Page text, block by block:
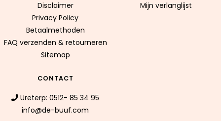
Disclaimer
Privacy Policy
Betaalmethoden
FAQ verzenden & retourneren
Sitemap
Mijn verlanglijst
CONTACT
Ureterp: 0512- 85 34 95
info@de-buuf.com